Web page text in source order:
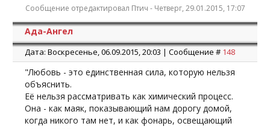
Сообщение отредактировал Птич - Четверг, 29.01.2015, 17:07
Ада-Ангел
Дата: Воскресенье, 06.09.2015, 20:03 | Сообщение # 148
"Любовь - это единственная сила, которую нельзя
объяснить.
Её нельзя рассматривать как химический процесс.
Она - как маяк, показывающий нам дорогу домой,
когда никого там нет, и как фонарь, освещающий